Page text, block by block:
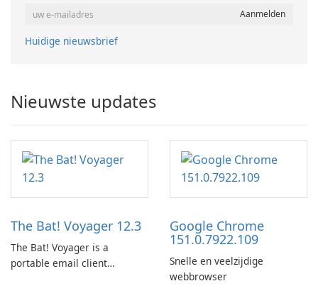
Huidige nieuwsbrief
Nieuwste updates
The Bat! Voyager 12.3
The Bat! Voyager is a
portable email client
Google Chrome
151.0.7922.109
Snelle en veelzijdige
webbrowser